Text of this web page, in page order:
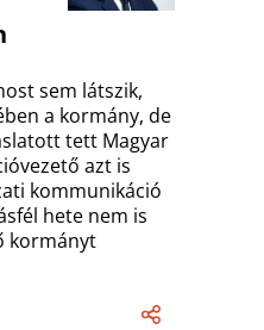
sem látszik,
a kormány, de
tett Magyar
azt is
kommunikáció
hete nem is
kormányt